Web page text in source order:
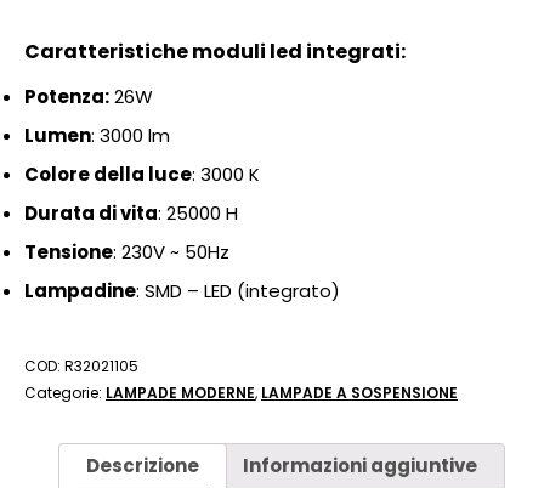
Caratteristiche moduli led integrati:
Potenza:26W
Lumen: 3000 lm
Colore della luce: 3000 K
Durata di vita: 25000 H
Tensione: 230V ~ 50Hz
Lampadine: SMD – LED (integrato)
COD: R32021105
Categorie: LAMPADE MODERNE, LAMPADE A SOSPENSIONE
Descrizione Informazioni aggiuntive